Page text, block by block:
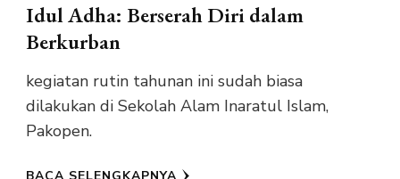
Idul Adha: Berserah Diri dalam
Berkurban
kegiatan rutin tahunan ini sudah biasa
dilakukan di Sekolah Alam Inaratul Islam,
Pakopen.